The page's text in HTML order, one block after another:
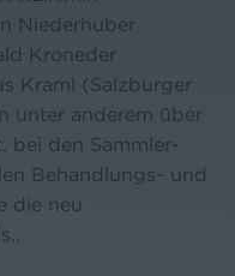
Niederhuber
Kroneder
Kraml (Salzburger
unter anderem über
bei den Sammler-
Behandlungs- und
die neu